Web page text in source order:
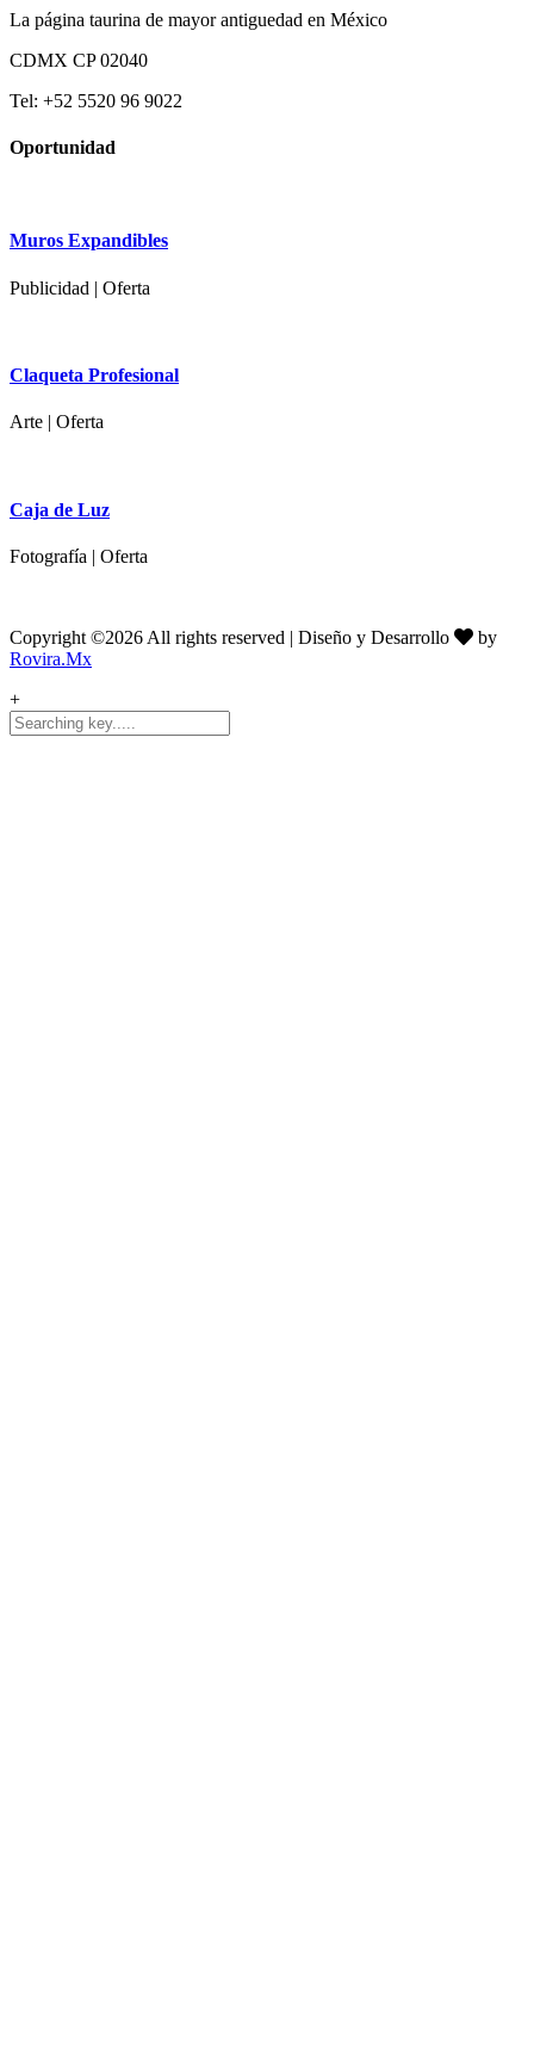
La página taurina de mayor antiguedad en México
CDMX CP 02040
Tel: +52 5520 96 9022
Oportunidad
Muros Expandibles
Publicidad | Oferta
Claqueta Profesional
Arte | Oferta
Caja de Luz
Fotografía | Oferta
Copyright ©2026 All rights reserved | Diseño y Desarrollo
by
Rovira.Mx
+